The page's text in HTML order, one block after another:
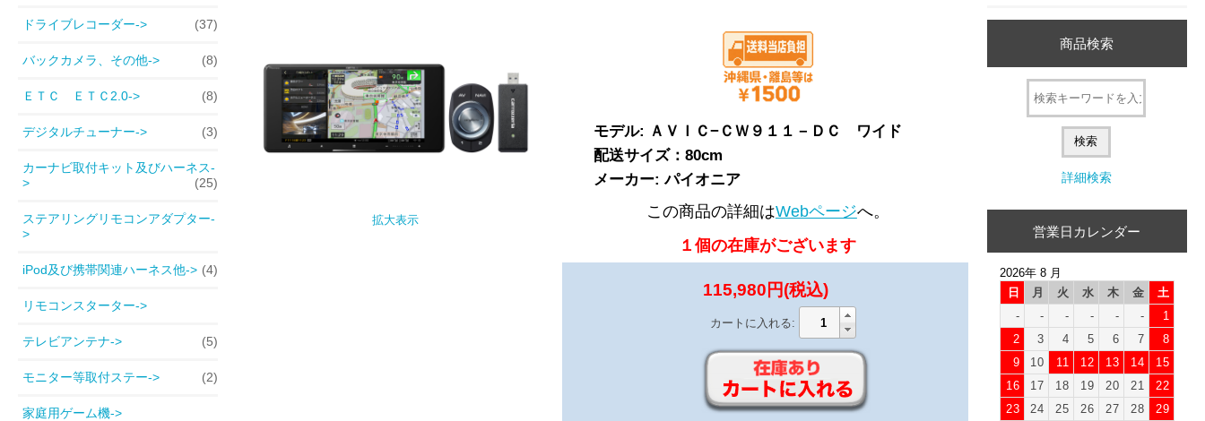
ドライブレコーダー-> (37)
バックカメラ、その他-> (8)
ＥＴＣ ＥＴＣ2.0-> (8)
デジタルチューナー-> (3)
カーナビ取付キット及びハーネス-
>
(25)
ステアリングリモコンアダプター-
>
iPod及び携帯関連ハーネス他-> (4)
リモコンスターター->
テレビアンテナ-> (5)
モニター等取付ステー-> (2)
家庭用ゲーム機->
拡大表示
モデル: ＡＶＩＣ−ＣＷ９１１－ＤＣ ワイド
配送サイズ：80cm
メーカー: パイオニア
この商品の詳細はWebページへ。
１個の在庫がございます
115,980円(税込)
カートに入れる:
商品検索
詳細検索
営業日カレンダー
2026年 8 月
日
月 火 水 木 金
土
-
- - - - -
1
2
3 4 5 6 7
8
9
10 11 12 13 14
15
16
17 18 19 20 21
22
23
24 25 26 27 28
29